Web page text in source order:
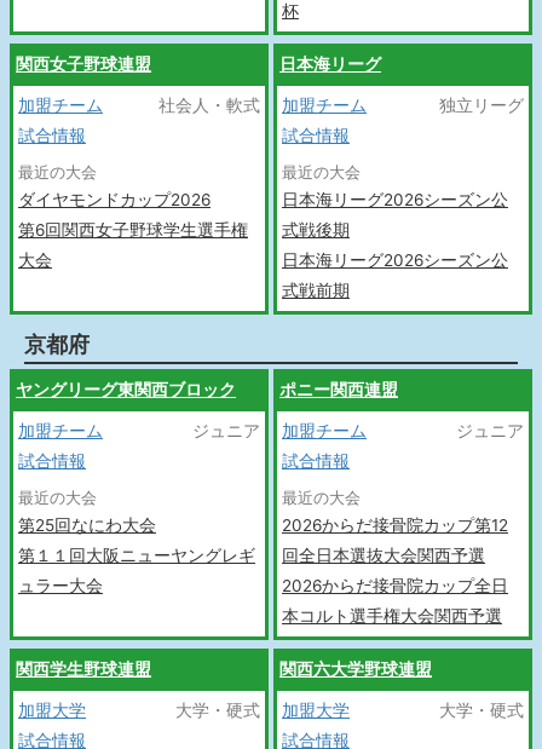
杯
関西女子野球連盟
加盟チーム
社会人・軟式
試合情報
最近の大会
ダイヤモンドカップ2026
第6回関西女子野球学生選手権
大会
日本海リーグ
加盟チーム
独立リーグ
試合情報
最近の大会
日本海リーグ2026シーズン公
式戦後期
日本海リーグ2026シーズン公
式戦前期
京都府
ヤングリーグ東関西ブロック
加盟チーム
ジュニア
試合情報
最近の大会
第25回なにわ大会
第１１回大阪ニューヤングレギ
ュラー大会
ポニー関西連盟
加盟チーム
ジュニア
試合情報
最近の大会
2026からだ接骨院カップ第12
回全日本選抜大会関西予選
2026からだ接骨院カップ全日
本コルト選手権大会関西予選
関西学生野球連盟
加盟大学
大学・硬式
試合情報
関西六大学野球連盟
加盟大学
大学・硬式
試合情報